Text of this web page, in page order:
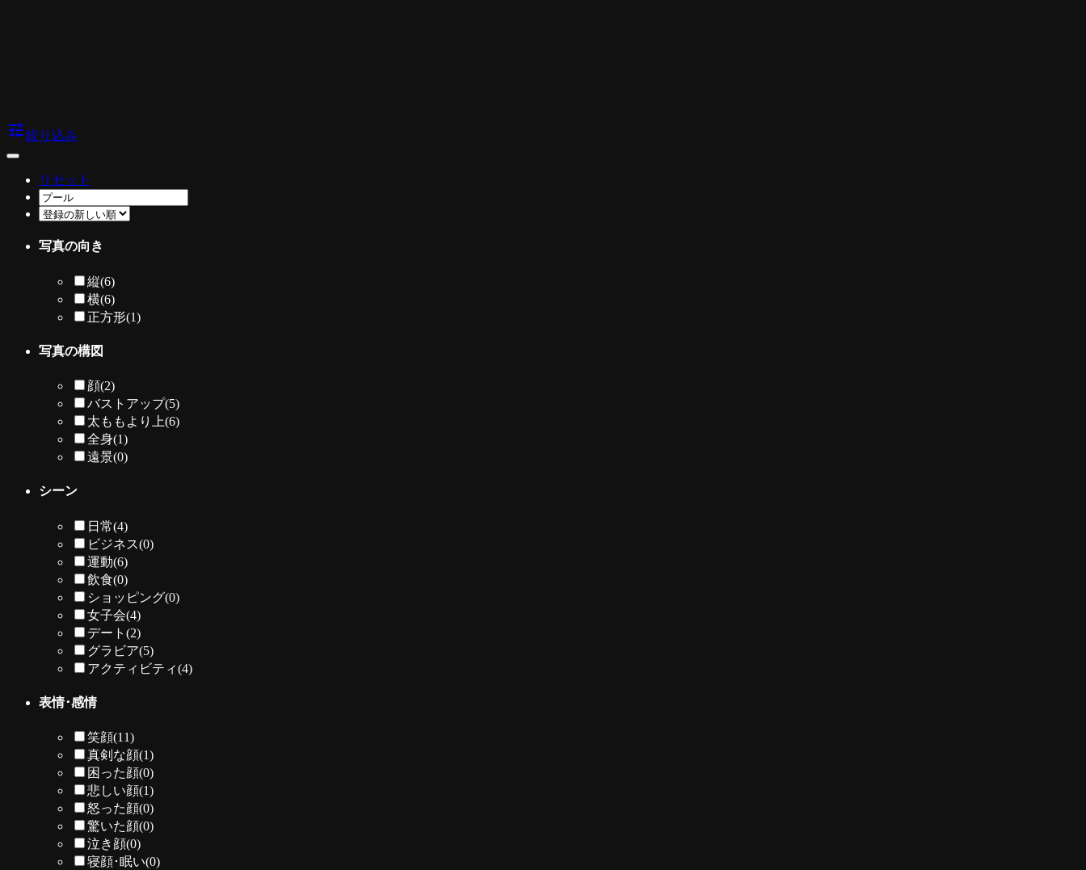
tune絞り込み
リセット
写真の向き
縦(6)
横(6)
正方形(1)
写真の構図
顔(2)
バストアップ(5)
太ももより上(6)
全身(1)
遠景(0)
シーン
日常(4)
ビジネス(0)
運動(6)
飲食(0)
ショッピング(0)
女子会(4)
デート (2)
グラビア(5)
アクティビティ(4)
表情･感情
笑顔(11)
真剣な顔(1)
困った顔(0)
悲しい顔(1)
怒った顔(0)
驚いた顔(0)
泣き顔(0)
寝顔･眠い(0)